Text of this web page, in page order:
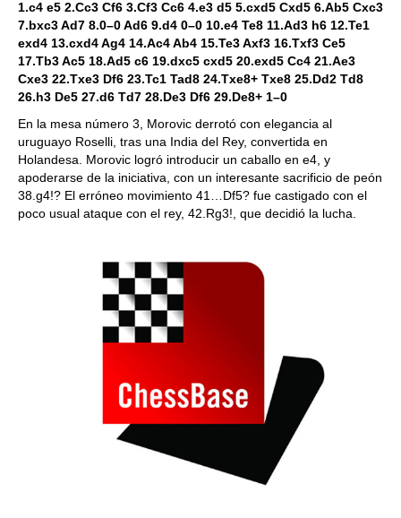
1.c4 e5 2.Cc3 Cf6 3.Cf3 Cc6 4.e3 d5 5.cxd5 Cxd5 6.Ab5 Cxc3
7.bxc3 Ad7 8.0–0 Ad6 9.d4 0–0 10.e4 Te8 11.Ad3 h6 12.Te1
exd4 13.cxd4 Ag4 14.Ac4 Ab4 15.Te3 Axf3 16.Txf3 Ce5
17.Tb3 Ac5 18.Ad5 c6 19.dxc5 cxd5 20.exd5 Cc4 21.Ae3
Cxe3 22.Txe3 Df6 23.Tc1 Tad8 24.Txe8+ Txe8 25.Dd2 Td8
26.h3 De5 27.d6 Td7 28.De3 Df6 29.De8+ 1–0
En la mesa número 3, Morovic derrotó con elegancia al
uruguayo Roselli, tras una India del Rey, convertida en
Holandesa. Morovic logró introducir un caballo en e4, y
apoderarse de la iniciativa, con un interesante sacrificio de peón
38.g4!? El erróneo movimiento 41…Df5? fue castigado con el
poco usual ataque con el rey, 42.Rg3!, que decidió la lucha.